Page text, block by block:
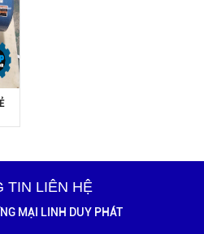
TIN LIÊN HỆ
MẠI LINH DUY PHÁT